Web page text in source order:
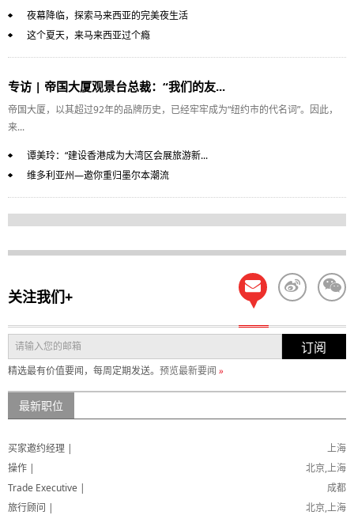
夜幕降临，探索马来西亚的完美夜生活
这个夏天，来马来西亚过个瘾
专访 | 帝国大厦观景台总裁：“我们的友...
帝国大厦，以其超过92年的品牌历史，已经牢牢成为“纽约市的代名词”。因此，
来...
谭美玲：“建设香港成为大湾区会展旅游新...
维多利亚州—邀你重归墨尔本潮流
关注我们+
订阅
精选最有价值要闻，每周定期发送。 预览最新要闻 »
最新职位
上海
买家邀约经理 |
北京,上海
操作 |
成都
Trade Executive |
北京,上海
旅行顾问 |